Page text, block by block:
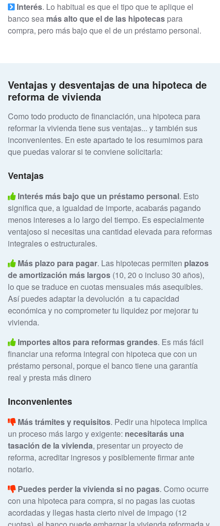
Interés. Lo habitual es que el tipo que te aplique el
banco sea más alto que el de las hipotecas para
compra, pero más bajo que el de un préstamo personal.
Ventajas y desventajas de una hipoteca de
reforma de vivienda
Como todo producto de financiación, una hipoteca para
reformar la vivienda tiene sus ventajas... y también sus
inconvenientes. En este apartado te los resumimos para
que puedas valorar si te conviene solicitarla:
Ventajas
Interés más bajo que un préstamo personal. Esto
significa que, a igualdad de importe, acabarás pagando
menos intereses a lo largo del tiempo. Es especialmente
ventajoso si necesitas una cantidad elevada para reformas
integrales o estructurales.
Más plazo para pagar. Las hipotecas permiten plazos
de amortización más largos (10, 20 o incluso 30 años),
lo que se traduce en cuotas mensuales más asequibles.
Así puedes adaptar la devolución a tu capacidad
económica y no comprometer tu liquidez por mejorar tu
vivienda.
Importes altos para reformas grandes. Es más fácil
financiar una reforma integral con hipoteca que con un
préstamo personal, porque el banco tiene una garantía
real y presta más dinero
Inconvenientes
Más trámites y requisitos. Pedir una hipoteca implica
un proceso más largo y exigente: necesitarás una
tasación de la vivienda, presentar un proyecto de
reforma, acreditar ingresos y posiblemente firmar ante
notario.
Puedes perder la vivienda si no pagas. Como ocurre
con una hipoteca para compra, si no pagas las cuotas
acordadas y llegas hasta cierto nivel de impago (12